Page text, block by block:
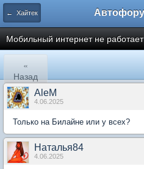
← Хайтек
Мобильный интернет не работает
«
Назад
AleM
4.06.2025
Только на Билайне или у всех?
Наталья84
4.06.2025